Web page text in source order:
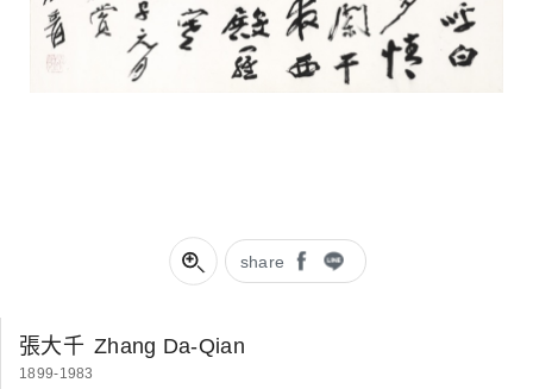
share
張大千 Zhang Da-Qian
1899-1983